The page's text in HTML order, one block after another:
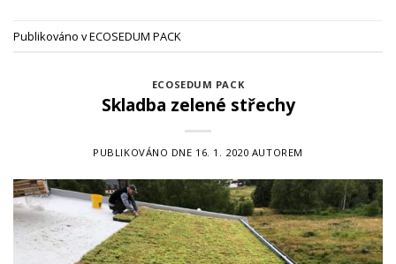
Publikováno vECOSEDUM PACK
ECOSEDUM PACK
Skladba zelené střechy
PUBLIKOVÁNO DNE 16. 1. 2020 AUTOREM